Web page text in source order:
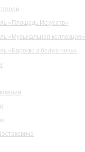
«Площадь Искусств»
«Музыкальная коллекция»
«Барокко в белую ночь»